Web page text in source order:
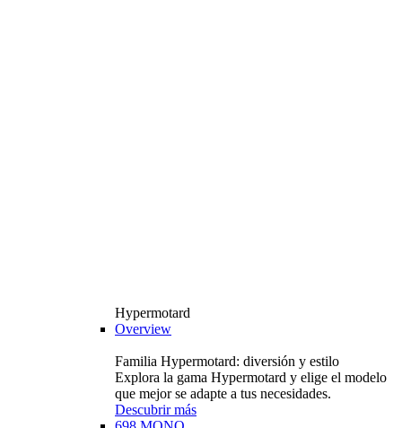
Hypermotard
Overview
Familia Hypermotard: diversión y estilo
Explora la gama Hypermotard y elige el modelo
que mejor se adapte a tus necesidades.
Descubrir más